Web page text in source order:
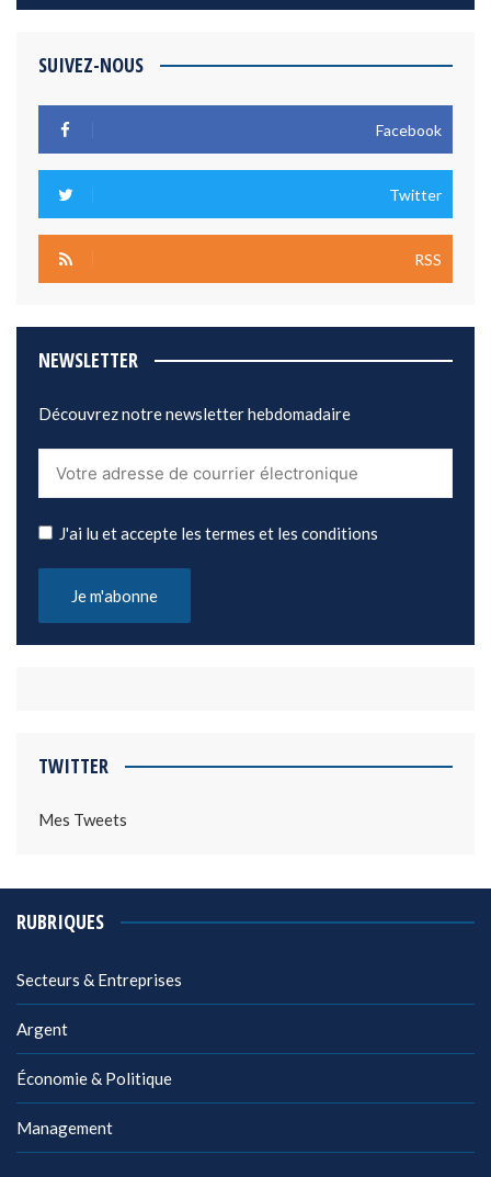
SUIVEZ-NOUS
Facebook
Twitter
RSS
NEWSLETTER
Découvrez notre newsletter hebdomadaire
J'ai lu et accepte les termes et les conditions
TWITTER
Mes Tweets
RUBRIQUES
Secteurs & Entreprises
Argent
Économie & Politique
Management